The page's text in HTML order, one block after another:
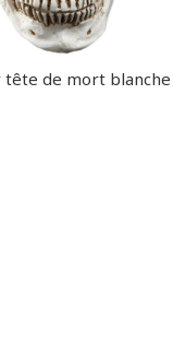
tête de mort blanche